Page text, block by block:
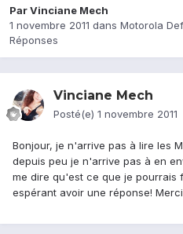
ParVinciane Mech
1 novembre 2011 dans Motorola
Réponses
Vinciane Mech
Posté(e) 1 novembre 2011
Bonjour, je n'arrive pas à lire les
depuis peu je n'arrive pas à en
me dire qu'est ce que je pourrais
espérant avoir une réponse!